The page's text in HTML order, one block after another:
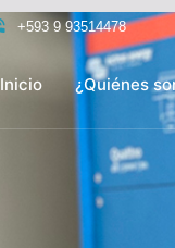
+593 9 93514478
Inicio ¿Quiénes